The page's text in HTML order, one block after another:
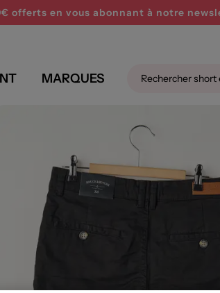
offerts en vous abonnant à notre
MARQUES